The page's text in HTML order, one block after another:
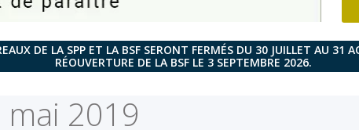
DE LA SPP ET LA BSF SERONT FERMÉS DU 30 JUILLET AU 31
RÉOUVERTURE DE LA BSF LE 3 SEPTEMBRE 2026.
mai 2019